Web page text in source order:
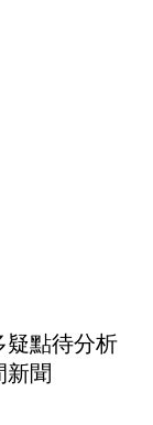
疑點待分析
新聞